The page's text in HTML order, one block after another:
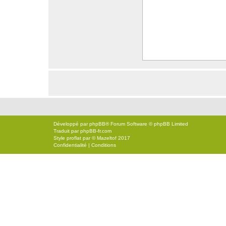
Développé parphpBB® Forum Software © phpBB Limited
Traduit parphpBB-fr.com
Style proflat par ©Mazeltof 2017
Confidentialité | Conditions